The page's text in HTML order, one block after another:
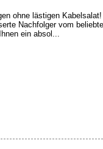
ohne lästigen
Nachfolger vom
ein absol...